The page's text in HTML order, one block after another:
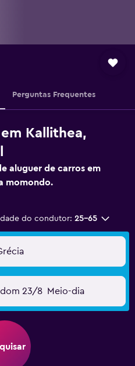
Perguntas Frequentes
Kallithea,
aluguer de carros em
momondo.
Idade do condutor: 25-65
dom 23/8 Meio-dia